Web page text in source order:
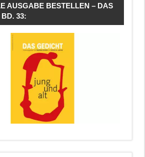
AUSGABE BESTELLEN – DAS
33: